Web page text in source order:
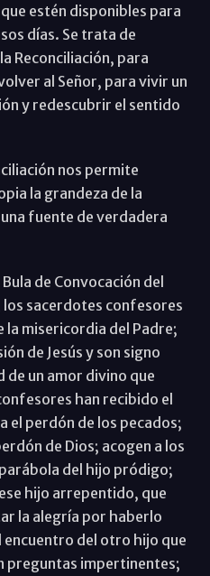
estén disponibles para
días. Se trata de
Reconciliación, para
al Señor, para vivir un
y redescubrir el sentido
nos permite
la grandeza de la
fuente de verdadera
de Convocación del
sacerdotes confesores
la misericordia del Padre;
de Jesús y son signo
un amor divino que
han recibido el
el perdón de los pecados;
de Dios; acogen a los
del hijo pródigo;
hijo arrepentido, que
la alegría por haberlo
del otro hijo que
preguntas impertinentes;